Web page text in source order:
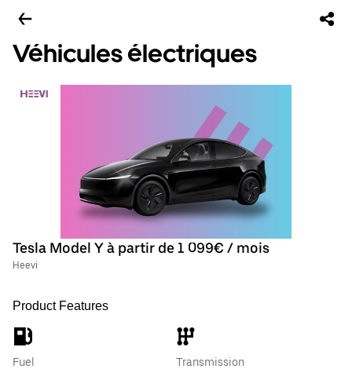
Véhicules électriques
Tesla Model Y à partir de 1 099€ / mois
Heevi
Product Features
Fuel
Transmission